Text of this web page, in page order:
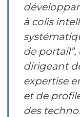
à colis
de
dirigeant
expertise
et de
des